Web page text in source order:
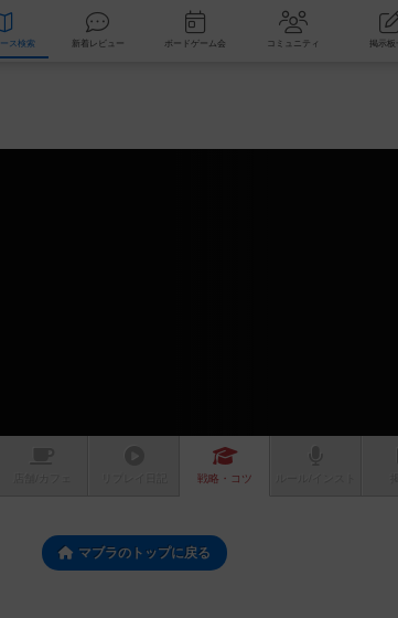
データベース 検索 新着レビュー ボードゲーム会 コミュニティ
戦略 ・コツ
マブラのトップに戻る